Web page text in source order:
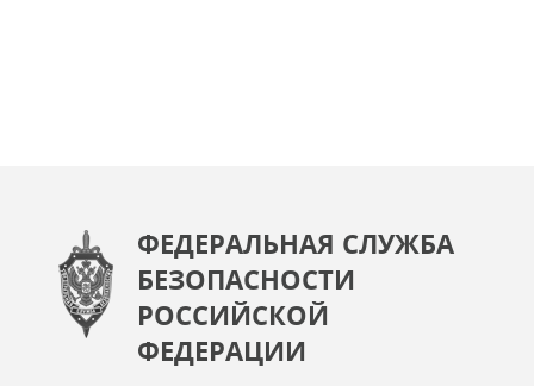
ФЕДЕРАЛЬНАЯ СЛУЖБА
БЕЗОПАСНОСТИ
РОССИЙСКОЙ
ФЕДЕРАЦИИ